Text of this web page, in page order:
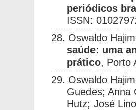
periódicos
ISSN:
28. Oswaldo
saúde: uma
prático, Porto
29. Oswaldo
Guedes; Anna
Hutz; José